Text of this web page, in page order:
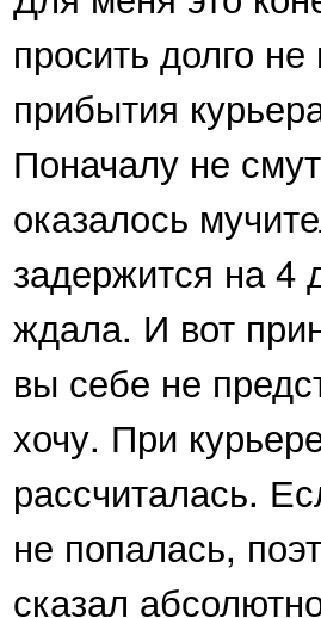
просить долго
прибытия
Поначалу не
оказалось
задержится на 4
ждала. И вот
вы себе не
хочу. При
рассчиталась.
не попалась,
сказал